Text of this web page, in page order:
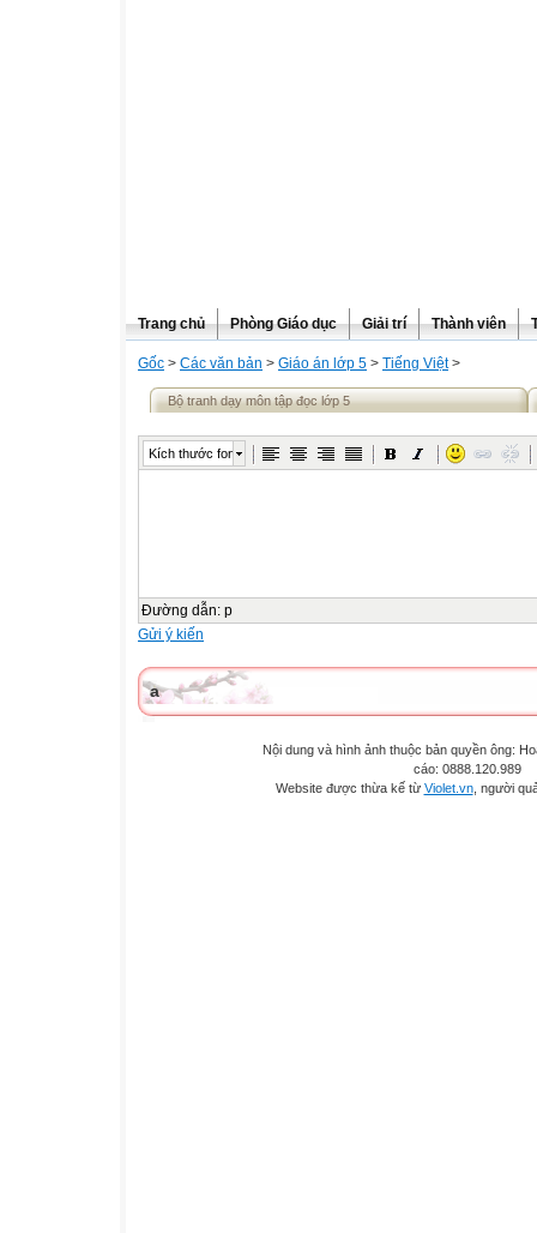
Trang chủ Phòng Giáo dục Giải trí Thành viên
Gốc > Các văn bản > Giáo án lớp 5 > Tiếng Việt>
Bộ tranh dạy môn tập đọc lớp 5
Kích thước font
Đường dẫn: p
Gửi ý kiến
a
Nội dung và hình ảnh thuộc bản quyền ông:
cáo: 0888.120.989
Website được thừa kế từ Violet.vn, người